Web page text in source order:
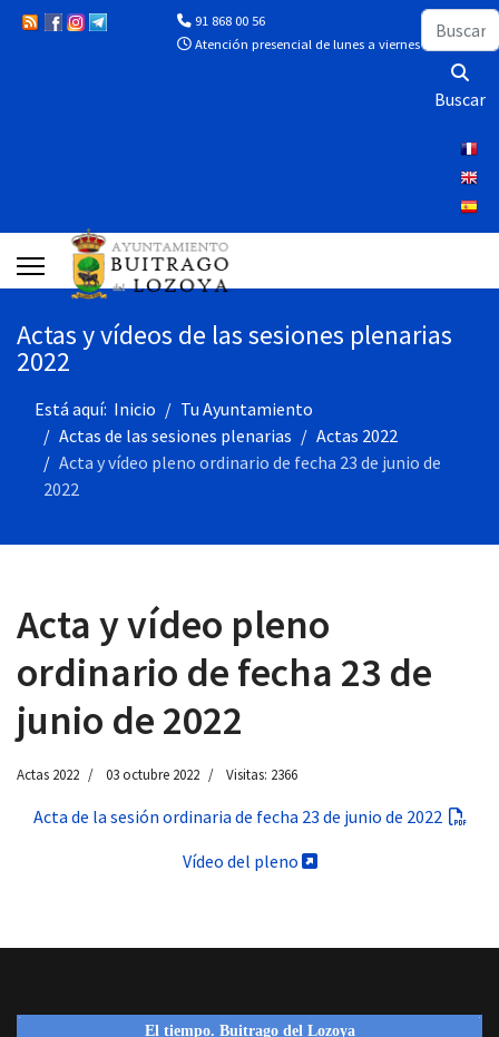
91 868 00 56
Atención presencial de lunes a viernes de 10:00 a
Buscar
Buscar
Actas y vídeos de las sesiones plenarias
2022
Está aquí: Inicio
Tu Ayuntamiento
Actas de las sesiones plenarias
Actas 2022
Acta y vídeo pleno ordinario de fecha 23 de junio de
2022
Acta y vídeo pleno
ordinario de fecha 23 de
junio de 2022
Actas 2022 03 octubre 2022 Visitas: 2366
Acta de la sesión ordinaria de fecha 23 de junio de 2022
Vídeo del pleno